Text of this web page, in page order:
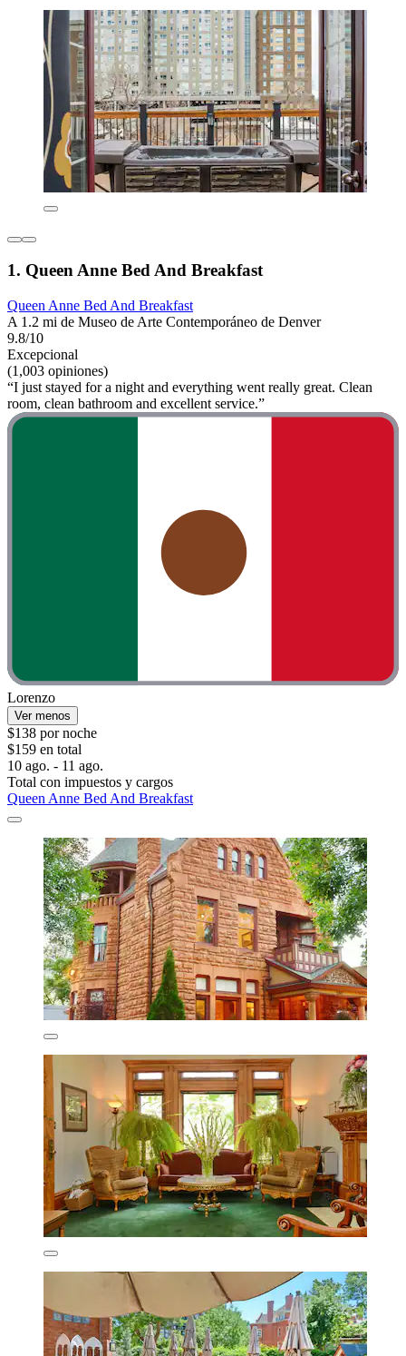
1. Queen Anne Bed And Breakfast
Queen Anne Bed And Breakfast
A 1.2 mi de Museo de Arte Contemporáneo de Denver
9.8/10
Excepcional
(1,003 opiniones)
“I just stayed for a night and everything went really great. Clean
room, clean bathroom and excellent service.”
Lorenzo
Ver menos
$138 por noche
$159 en total
10 ago. - 11 ago.
Total con impuestos y cargos
Queen Anne Bed And Breakfast